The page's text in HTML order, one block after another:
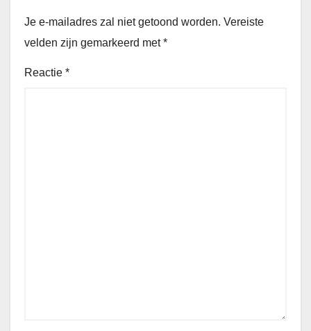
Je e-mailadres zal niet getoond worden. Vereiste
velden zijn gemarkeerd met*
Reactie *